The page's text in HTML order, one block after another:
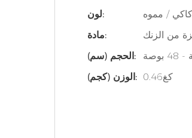
لون:
/ مموه
مادة:
من الزنك
الحجم (سم):
الوزن (كجم):
كغ0.46